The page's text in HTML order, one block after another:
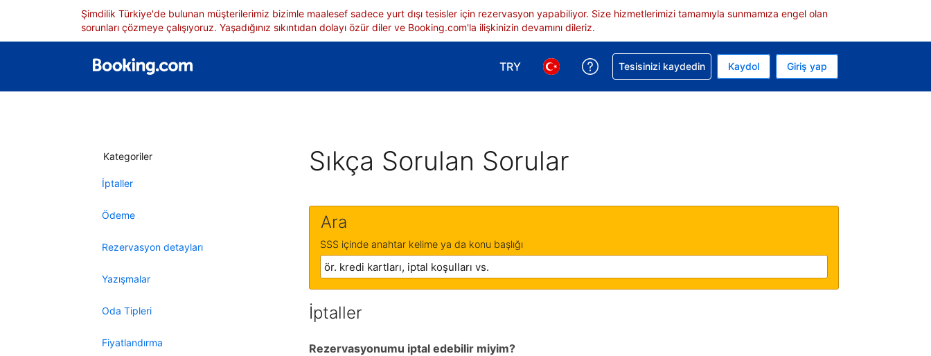
Şimdilik Türkiye'de bulunan müşterilerimiz bizimle maalesef sadece yurt dışı tesisler için rezervasyon yapabiliyor. Size hizmetlerimizi tamamıyla sunmamıza engel olan
sorunları çözmeye çalışıyoruz. Yaşadığınız sıkıntıdan dolayı özür diler ve Booking.com'la ilişkinizin devamını dileriz.
TRY
Para birimi seçimi yap. Mevcut para biriminiz Türk lirası
Dil seçimi yap. Mevcut diliniz Türkçe
Rezervasyonunuzla ilgili yardım alın
Tesisinizi kaydedin Kaydol Giriş yap
Kategoriler
İptaller
Ödeme
Rezervasyon detayları
Yazışmalar
Oda Tipleri
Fiyatlandırma
Sıkça Sorulan Sorular
Ara
SSS içinde anahtar kelime ya da konu başlığı
İptaller
Rezervasyonumu iptal edebilir miyim?